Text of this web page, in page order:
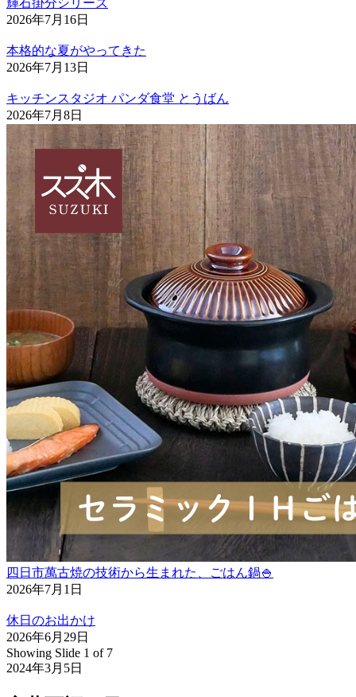
輝石掛分シリーズ
2026年7月16日
本格的な夏がやってきた
2026年7月13日
キッチンスタジオ パンダ食堂 とうばん
2026年7月8日
四日市萬古焼の技術から生まれた、ごはん鍋🍚
2026年7月1日
休日のお出かけ
2026年6月29日
Showing Slide 1 of 7
2024年3月5日